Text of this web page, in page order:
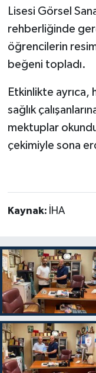
Lisesi Görsel
rehberliğinde
öğrencilerin
beğeni topladı.
Etkinlikte ayrıca,
sağlık
mektuplar
çekimiyle sona
Kaynak: İHA